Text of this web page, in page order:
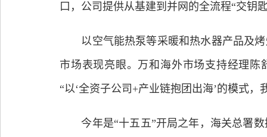
口，公司提供从基建到并网的全流程“交钥
以空气能热泵等采暖和热水器产品及烤
市场表现亮眼。万和海外市场支持经理
“以‘全资子公司+产业链抱团出海’的模式
今年是“十五五”开局之年，海关总署数